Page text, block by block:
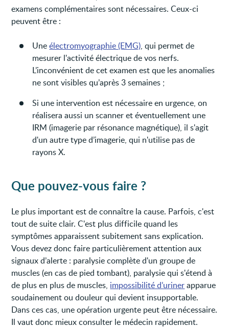
examens complémentaires sont nécessaires. Ceux-ci
peuvent être :
Uneélectromyographie (EMG), qui permet de
mesurer l'activité électrique de vos nerfs.
L’inconvénient de cet examen est que les anomalies
ne sont visibles qu’après 3 semaines ;
Si une intervention est nécessaire en urgence, on
réalisera aussi un scanner et éventuellement une
IRM (imagerie par résonance magnétique), il s'agit
d'un autre type d’imagerie, qui n'utilise pas de
rayons X.
Que pouvez-vous faire ?
Le plus important est de connaître la cause. Parfois, c'est
tout de suite clair. C'est plus difficile quand les
symptômes apparaissent subitement sans explication.
Vous devez donc faire particulièrement attention aux
signaux d’alerte : paralysie complète d'un groupe de
muscles (en cas de pied tombant), paralysie qui s'étend à
de plus en plus de muscles, impossibilité d’urinerapparue
soudainement ou douleur qui devient insupportable.
Dans ces cas, une opération urgente peut être nécessaire.
Il vaut donc mieux consulter le médecin rapidement.